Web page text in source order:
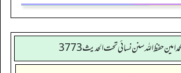
امين حفظ الله سنن نسائي تحت الحديث3773